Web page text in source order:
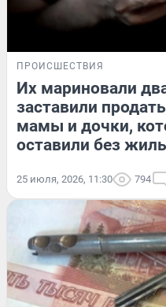
ПРОИСШЕСТВИЯ
Их мариновали
заставили
мамы и дочки,
оставили без
25 июля, 2026, 11:30 794